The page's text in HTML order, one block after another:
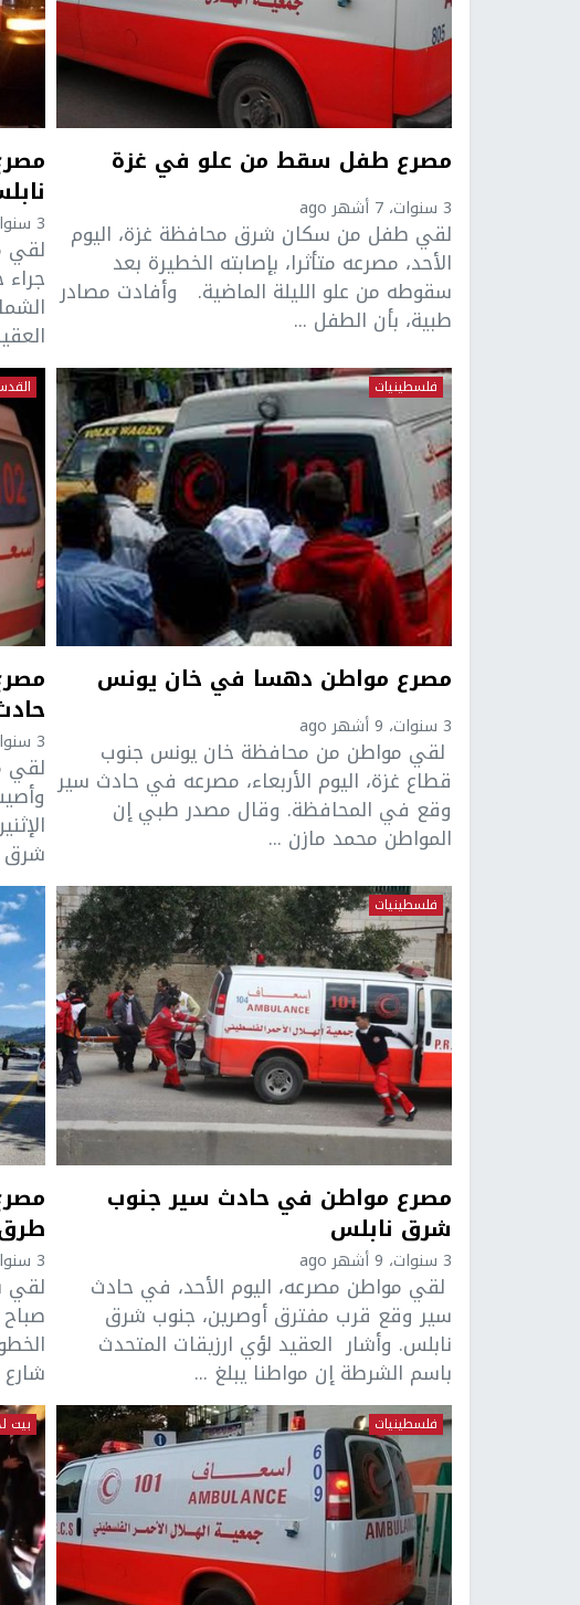
مصرع طفل سقط من علو في غزة
3 سنوات، 7 أشهر ago
لقي طفل من سكان شرق محافظة غزة، اليوم
الأحد، مصرعه متأثرا، بإصابته الخطيرة بعد
سقوطه من علو الليلة الماضية. وأفادت مصادر
طبية، بأن الطفل ...
3 سنوات، 9 أشهر ago
فلسطينيات
مصرع مواطن دهسا في خان يونس
3 سنوات، 9 أشهر ago
لقي مواطن من محافظة خان يونس جنوب
قطاع غزة، اليوم الأربعاء، مصرعه في حادث سير
وقع في المحافظة. وقال مصدر طبي إن
المواطن محمد مازن ...
3 سنوات، 9 أشهر ago
شرق
فلسطينيات
مصرع مواطن في حادث سير جنوب
شرق نابلس
3 سنوات، 9 أشهر ago
لقي مواطن مصرعه، اليوم الأحد، في حادث
سير وقع قرب مفترق أوصرين، جنوب شرق
نابلس. وأشار العقيد لؤي ارزيقات المتحدث
باسم الشرطة إن مواطنا يبلغ ...
3 سنوات، 9 أشهر ago
صباح
شارع 3866 من ...
فلسطينيات بيت